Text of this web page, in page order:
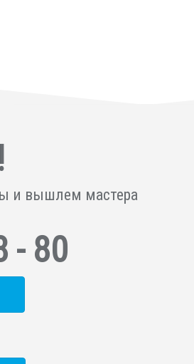
и вышлем мастера
- 80